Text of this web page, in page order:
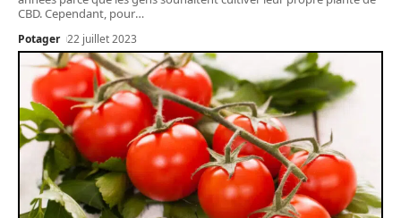
CBD. Cependant, pour…
Potager 22 juillet 2023